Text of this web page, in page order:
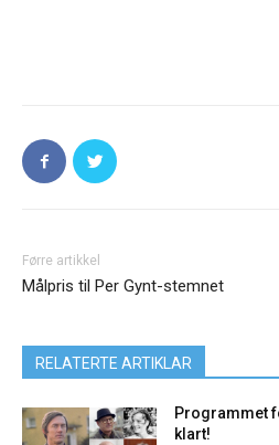
Førre artikkel
Målpris til Per Gynt-stemnet
RELATERTE ARTIKLAR
Programmet
klart!